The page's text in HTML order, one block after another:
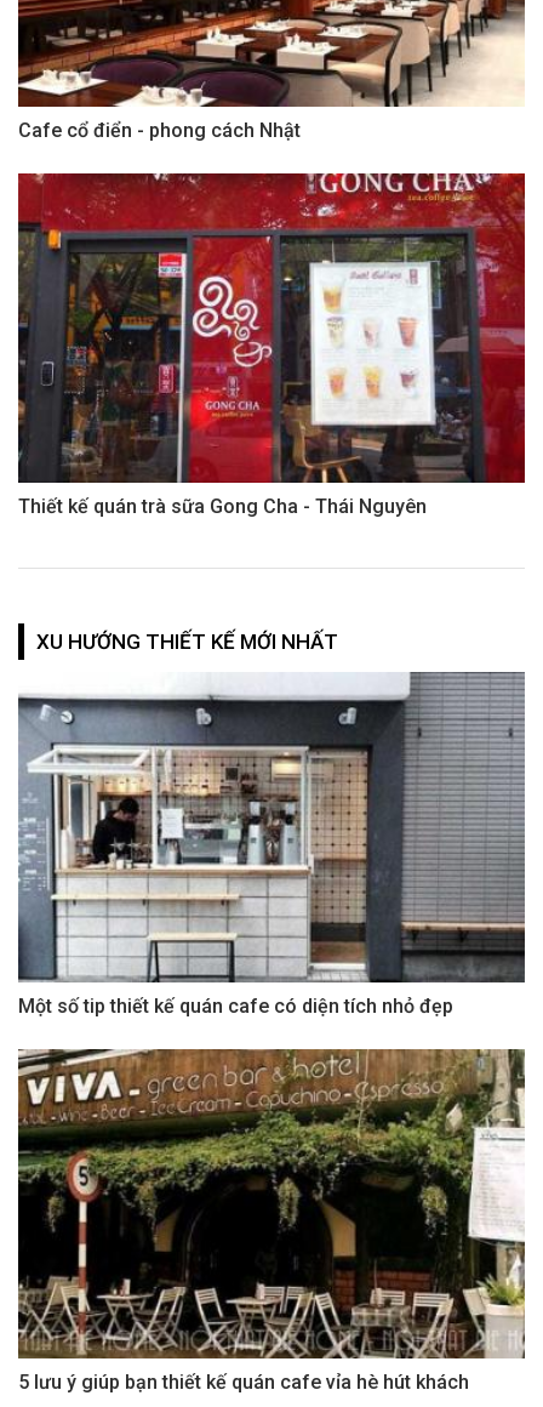
Cafe cổ điển - phong cách Nhật
Thiết kế quán trà sữa Gong Cha - Thái Nguyên
XU HƯỚNG THIẾT KẾ MỚI NHẤT
Một số tip thiết kế quán cafe có diện tích nhỏ đẹp
5 lưu ý giúp bạn thiết kế quán cafe vỉa hè hút khách